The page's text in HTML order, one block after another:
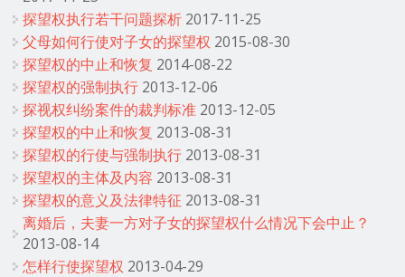
探望权执行若干问题探析 2017-11-25
父母如何行使对子女的探望权 2015-08-30
探望权的中止和恢复 2014-08-22
探望权的强制执行 2013-12-06
探视权纠纷案件的裁判标准 2013-12-05
探望权的中止和恢复 2013-08-31
探望权的行使与强制执行 2013-08-31
探望权的主体及内容 2013-08-31
探望权的意义及法律特征 2013-08-31
离婚后，夫妻一方对子女的探望权什么情况下会中止？
2013-08-14
怎样行使探望权 2013-04-29